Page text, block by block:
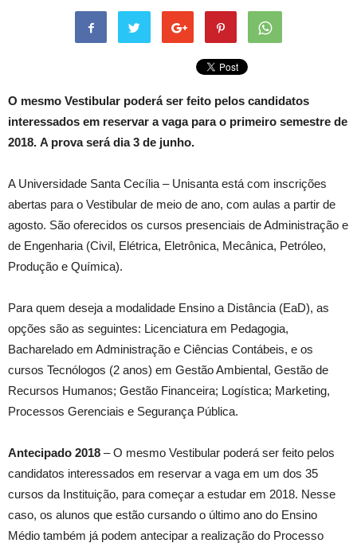
O mesmo Vestibular poderá ser feito pelos candidatos
interessados em reservar a vaga para o primeiro semestre de
2018. A prova será dia 3 de junho.
A Universidade Santa Cecília – Unisanta está com inscrições
abertas para o Vestibular de meio de ano, com aulas a partir de
agosto. São oferecidos os cursos presenciais de Administração e
de Engenharia (Civil, Elétrica, Eletrônica, Mecânica, Petróleo,
Produção e Química).
Para quem deseja a modalidade Ensino a Distância (EaD), as
opções são as seguintes: Licenciatura em Pedagogia,
Bacharelado em Administração e Ciências Contábeis, e os
cursos Tecnólogos (2 anos) em Gestão Ambiental, Gestão de
Recursos Humanos; Gestão Financeira; Logística; Marketing,
Processos Gerenciais e Segurança Pública.
Antecipado 2018 – O mesmo Vestibular poderá ser feito pelos
candidatos interessados em reservar a vaga em um dos 35
cursos da Instituição, para começar a estudar em 2018. Nesse
caso, os alunos que estão cursando o último ano do Ensino
Médio também já podem antecipar a realização do Processo